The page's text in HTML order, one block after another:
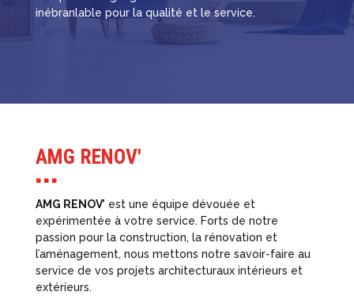
inébranlable pour la qualité et le service.
AMG RENOV'
■ ■ ■
AMG RENOV’ est une équipe dévouée et
expérimentée à votre service. Forts de notre
passion pour la construction, la rénovation et
l’aménagement, nous mettons notre savoir-faire au
service de vos projets architecturaux intérieurs et
extérieurs.